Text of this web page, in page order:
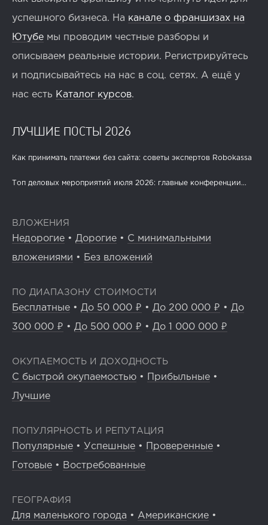
успешного бизнеса. На канале о франшизах на
Ютубе мы проводим честные разборы и
описываем реальные истории. Регистрируйтесь
и подписывайтесь на нас в соц. сетях. А ещё у
нас есть Каталог курсов.
ЛУЧШИЕ ПОСТЫ 2026
Как принимать платежи без сайта: советы экспертов Robokassa
Топ деловых мероприятий июля 2026: главные конференции...
ВЛОЖЕНИЯ
Недорогие • Дорогие • С минимальными
вложениями • Без вложений
ПО ДИАПАЗОНУ СТОИМОСТИ
Бесплатные • До 50 000 ₽ • До 200 000 ₽ • До
300 000 ₽ • До 500 000 ₽ • До 1 000 000 ₽
ОКУПАЕМОСТЬ И ДОХОДНОСТЬ
С быстрой окупаемостью • Прибыльные •
Лучшие
ПОПУЛЯРНОСТЬ И РЕПУТАЦИЯ
Популярные • Успешные • Проверенные •
Готовые • Востребованные
ГЕОГРАФИЯ
Для маленького города • Американские •